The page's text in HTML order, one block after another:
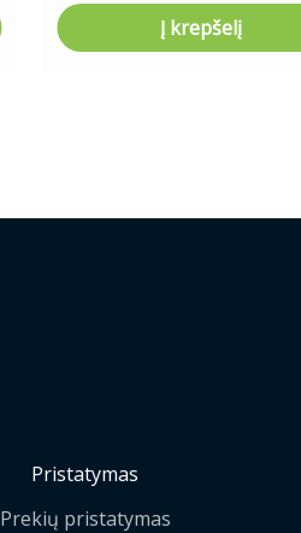
Į krepšelį
Pristatymas
Prekių pristatymas